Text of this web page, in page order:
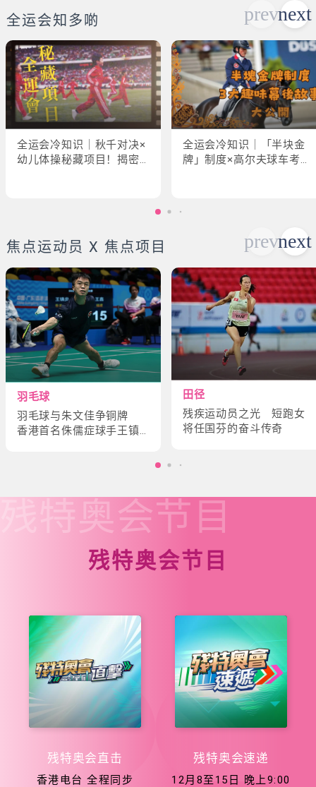
全运会知多啲
全运会冷知识｜秋千对决×
幼儿体操秘藏项目！揭密
全运会冷知识｜「半块金
牌」制度×高尔夫球车考牌
焦点运动员 X 焦点项目
羽毛球
羽毛球与朱文佳争铜牌
香港首名侏儒症球手王镇
田径
残疾运动员之光 短跑女
将任国芬的奋斗传奇
残特奥会节目
残特奥会节目
残特奥会直击
香港电台 全程同步
残特奥会速递
12月8至15日 晚上9:00